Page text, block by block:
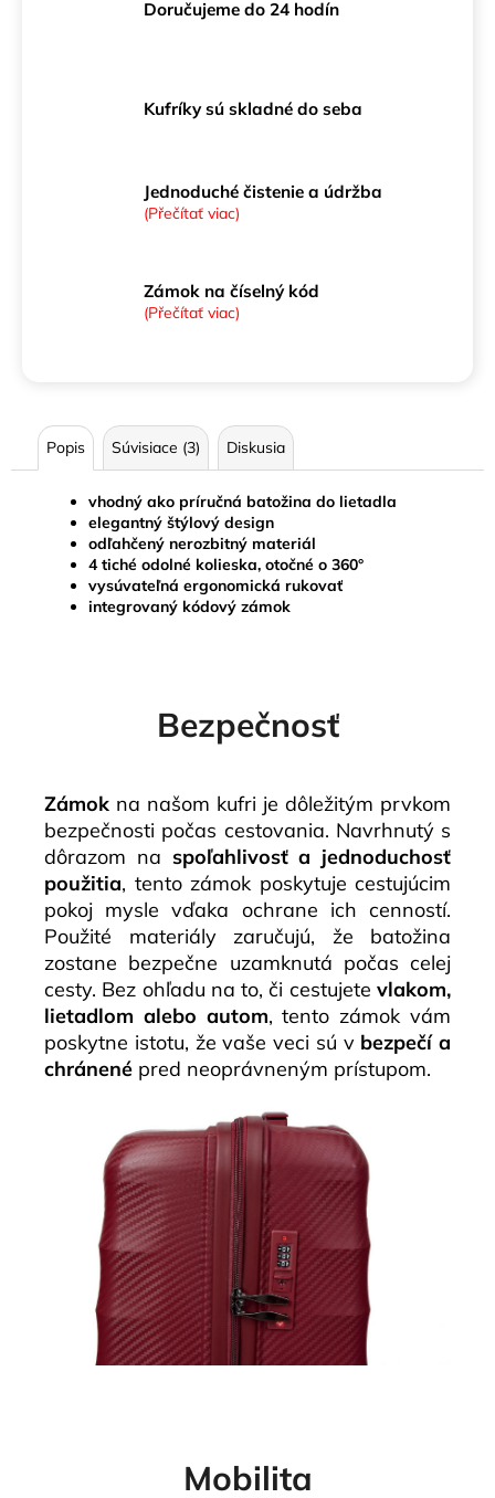
Doručujeme do 24 hodín
Kufríky sú skladné do seba
Jednoduché čistenie a údržba
(Přečítať viac)
Zámok na číselný kód
(Přečítať viac)
Popis Súvisiace (3) Diskusia
vhodný ako príručná batožina do lietadla
elegantný štýlový design
odľahčený nerozbitný materiál
4 tiché odolné kolieska, otočné o 360°
vysúvateľná ergonomická rukovať
integrovaný kódový zámok
Bezpečnosť
Zámok na našom kufri je dôležitým prvkom
bezpečnosti počas cestovania. Navrhnutý s
dôrazom na spoľahlivosť a jednoduchosť
použitia, tento zámok poskytuje cestujúcim
pokoj mysle vďaka ochrane ich cenností.
Použité materiály zaručujú, že batožina
zostane bezpečne uzamknutá počas celej
cesty. Bez ohľadu na to, či cestujete vlakom,
lietadlom alebo autom, tento zámok vám
poskytne istotu, že vaše veci sú v bezpečí a
chránené pred neoprávneným prístupom.
Mobilita